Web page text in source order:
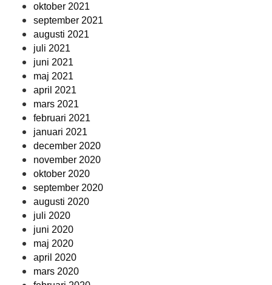
oktober 2021
september 2021
augusti 2021
juli 2021
juni 2021
maj 2021
april 2021
mars 2021
februari 2021
januari 2021
december 2020
november 2020
oktober 2020
september 2020
augusti 2020
juli 2020
juni 2020
maj 2020
april 2020
mars 2020